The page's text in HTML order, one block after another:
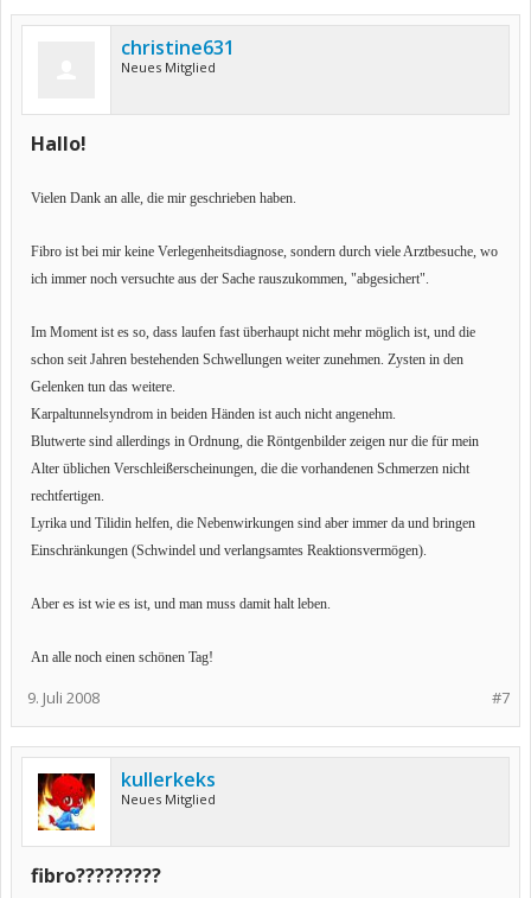
christine631
Neues Mitglied
Hallo!
Vielen Dank an alle, die mir geschrieben haben.
Fibro ist bei mir keine Verlegenheitsdiagnose, sondern durch viele Arztbesuche, wo
ich immer noch versuchte aus der Sache rauszukommen, "abgesichert".
Im Moment ist es so, dass laufen fast überhaupt nicht mehr möglich ist, und die
schon seit Jahren bestehenden Schwellungen weiter zunehmen. Zysten in den
Gelenken tun das weitere.
Karpaltunnelsyndrom in beiden Händen ist auch nicht angenehm.
Blutwerte sind allerdings in Ordnung, die Röntgenbilder zeigen nur die für mein
Alter üblichen Verschleißerscheinungen, die die vorhandenen Schmerzen nicht
rechtfertigen.
Lyrika und Tilidin helfen, die Nebenwirkungen sind aber immer da und bringen
Einschränkungen (Schwindel und verlangsamtes Reaktionsvermögen).
Aber es ist wie es ist, und man muss damit halt leben.
An alle noch einen schönen Tag!
#7
9. Juli 2008
kullerkeks
Neues Mitglied
fibro?????????